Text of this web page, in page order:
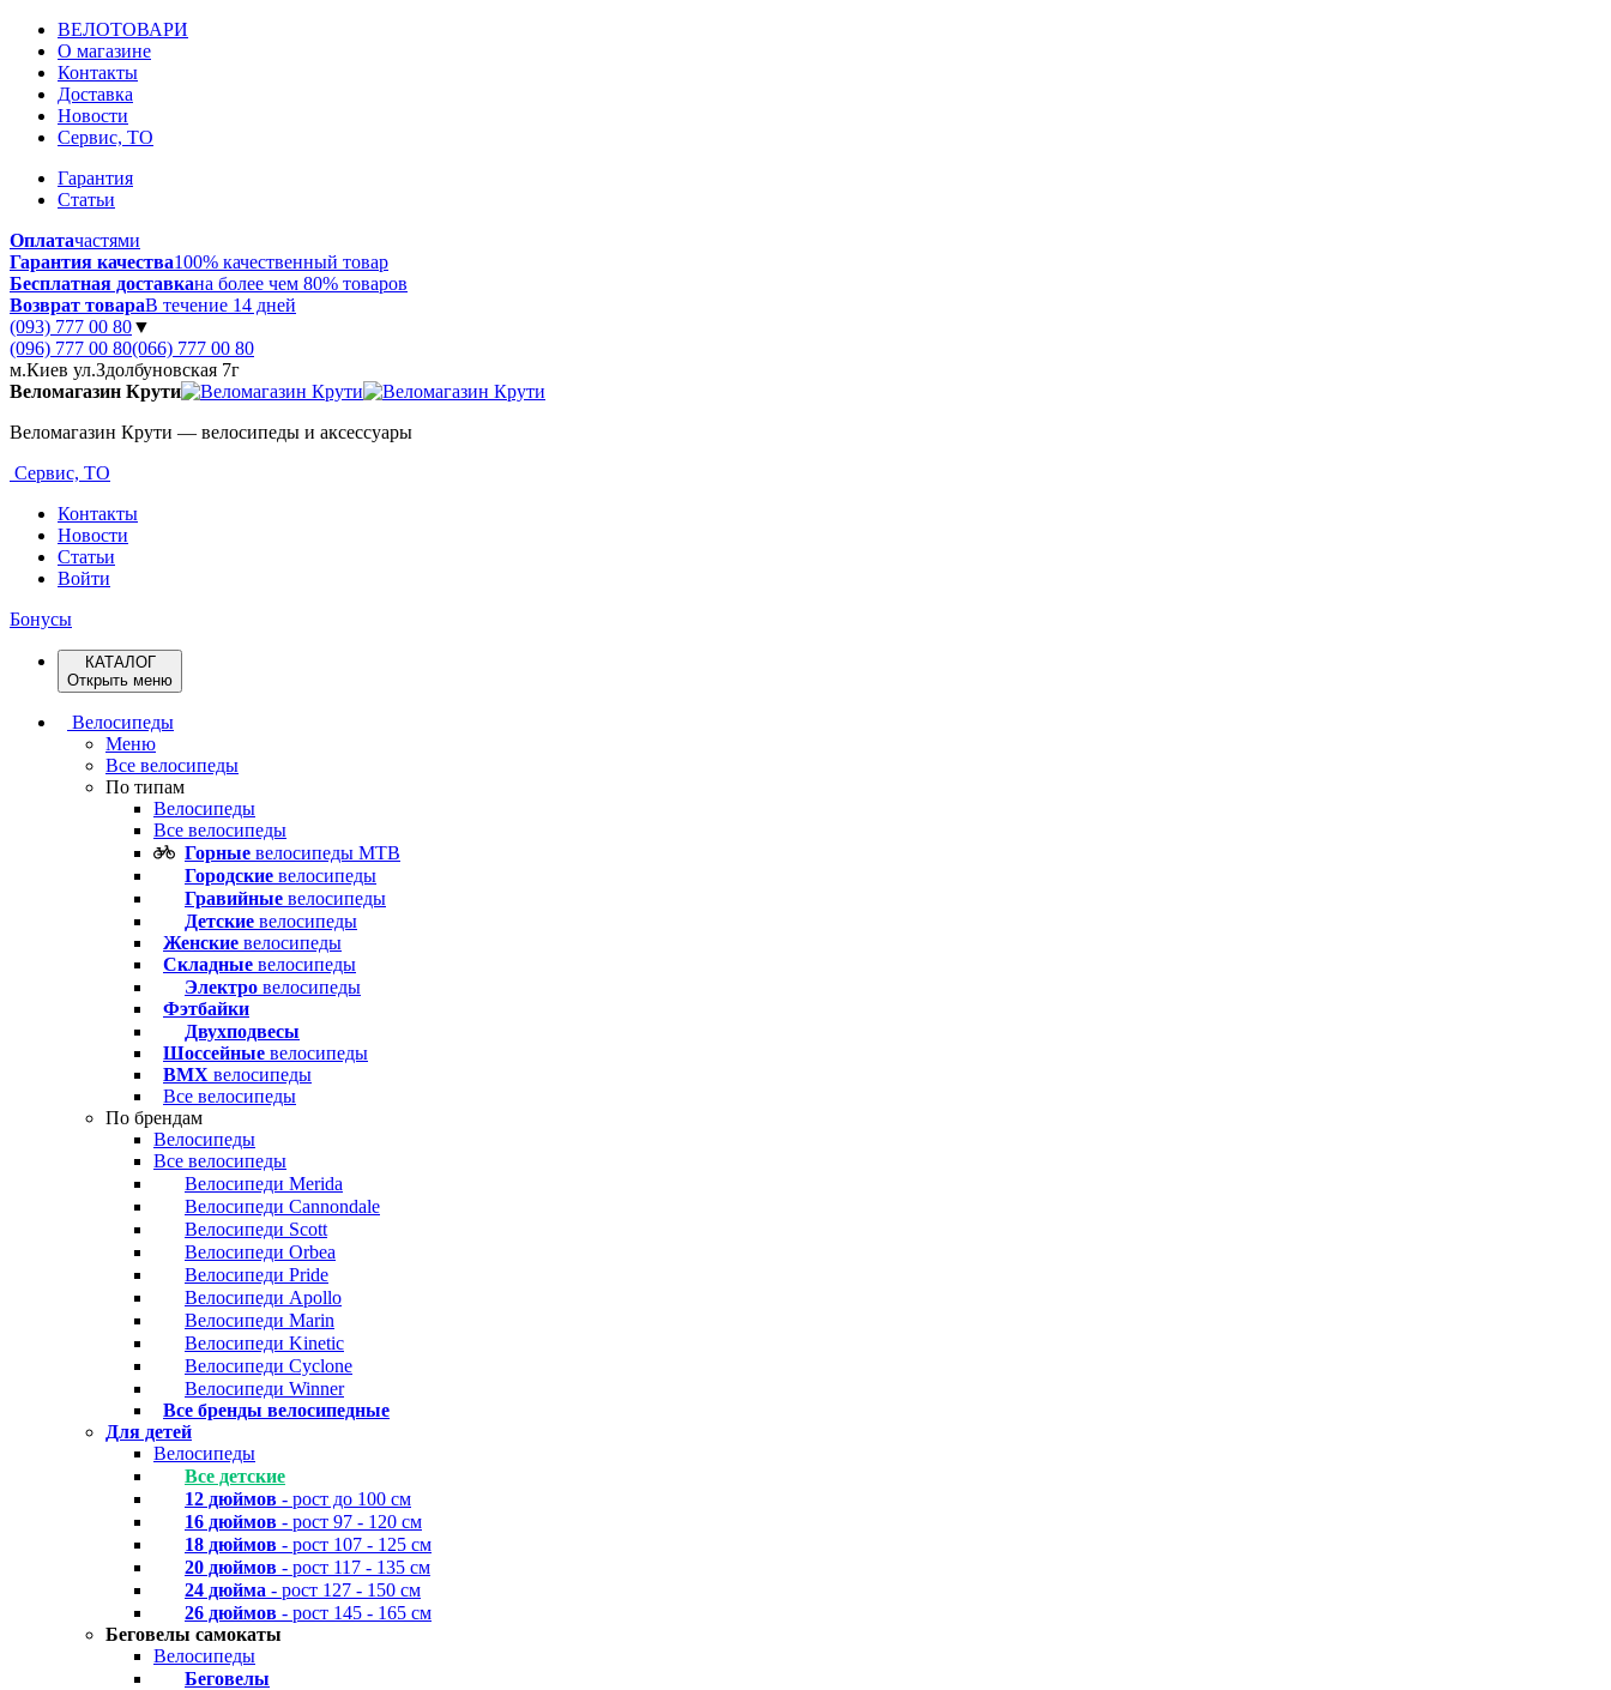
ВЕЛОТОВАРИ
О магазине
Контакты
Доставка
Новости
Сервис, ТО
Гарантия
Статьи
Оплатачастями
Гарантия качества100% качественный товар
Бесплатная доставкана более чем 80% товаров
Возврат товараВ течение 14 дней
(093) 777 00 80▼
(096) 777 00 80(066) 777 00 80
м.Киев ул.Здолбуновская 7г
Веломагазин Крути
Веломагазин Крути — велосипеды и аксессуары
Сервис, ТО
Контакты
Новости
Статьи
Войти
Бонусы
КАТАЛОГ
Открыть меню
Велосипеды
Меню
Все велосипеды
По типам
Велосипеды
Все велосипеды
Горные велосипеды MTB
Городские велосипеды
Гравийные велосипеды
Детские велосипеды
Женские велосипеды
Складные велосипеды
Электро велосипеды
Фэтбайки
Двухподвесы
Шоссейные велосипеды
BMX велосипеды
Все велосипеды
По брендам
Велосипеды
Все велосипеды
Велосипеди Merida
Велосипеди Cannondale
Велосипеди Scott
Велосипеди Orbea
Велосипеди Pride
Велосипеди Apollo
Велосипеди Marin
Велосипеди Kinetic
Велосипеди Cyclone
Велосипеди Winner
Все бренды велосипедные
Для детей
Велосипеды
Все детские
12 дюймов - рост до 100 см
16 дюймов - рост 97 - 120 см
18 дюймов - рост 107 - 125 см
20 дюймов - рост 117 - 135 см
24 дюйма - рост 127 - 150 см
26 дюймов - рост 145 - 165 см
Беговелы самокаты
Велосипеды
Беговелы